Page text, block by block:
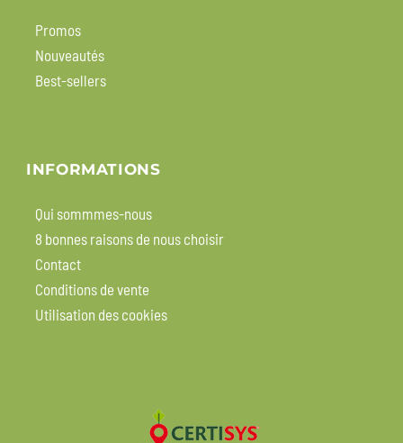
Promos
Nouveautés
Best-sellers
INFORMATIONS
Qui sommmes-nous
8 bonnes raisons de nous choisir
Contact
Conditions de vente
Utilisation des cookies